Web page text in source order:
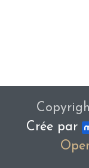
Crée par